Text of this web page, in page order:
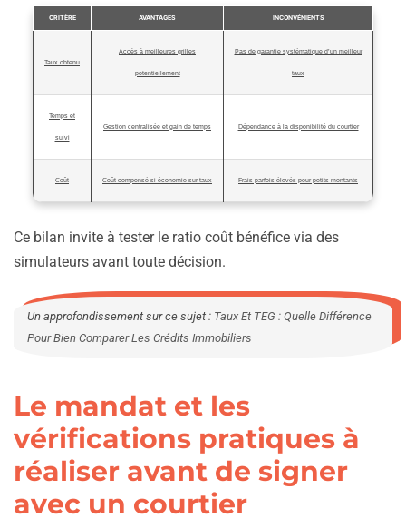
CRITÈRE AVANTAGES INCONVÉNIENTS
Taux obtenu
Accès à meilleures grilles
potentiellement
Pas de garantie systématique d’un meilleur
taux
Temps et
suivi
Gestion centralisée et gain de temps Dépendance à la disponibilité du courtier
Coût Coût compensé si économie sur taux Frais parfois élevés pour petits montants
Ce bilan invite à tester le ratio coût bénéfice via des
simulateurs avant toute décision.
Un approfondissement sur ce sujet : Taux Et TEG : Quelle Différence
Pour Bien Comparer Les Crédits Immobiliers
Le mandat et les
vérifications pratiques à
réaliser avant de signer
avec un courtier